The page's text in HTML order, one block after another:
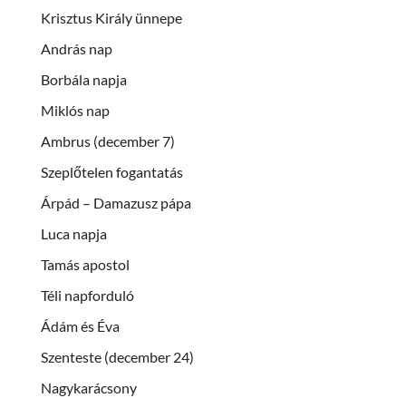
Krisztus Király ünnepe
András nap
Borbála napja
Miklós nap
Ambrus (december 7)
Szeplőtelen fogantatás
Árpád – Damazusz pápa
Luca napja
Tamás apostol
Téli napforduló
Ádám és Éva
Szenteste (december 24)
Nagykarácsony